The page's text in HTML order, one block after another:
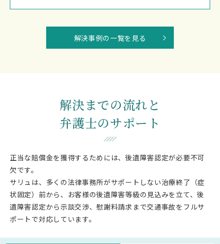
解決事例の一覧を見る
解決までの流れと
弁護士のサポート
正当な賠償金を獲得するためには、後遺障害認定が必要不可
欠です。
サリュは、多くの法律事務所がサポートしない治療終了（症
状固定）前から、お客様の後遺障害等級の見込みを立て、後
遺障害認定から示談交渉、慰謝料請求まで交通事故をフルサ
ポートで対応しています。